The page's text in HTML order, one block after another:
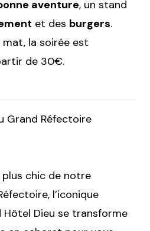
aventure, un stand
et des burgers.
mat, la soirée est
de 30€.
Grand Réfectoire
plus chic de notre
l’iconique
Dieu se transforme